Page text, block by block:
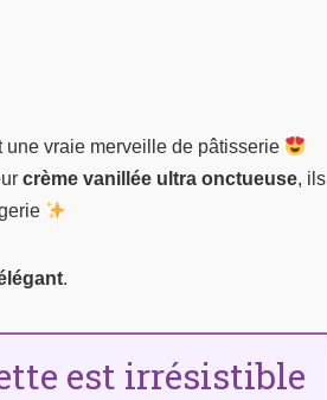
une vraie merveille de pâtisserie
crème vanillée ultra onctueuse, ils
.
est irrésistible